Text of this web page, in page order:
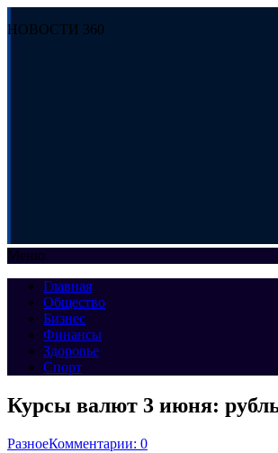
НОВОСТИ 360
Меню
Главная
Общество
Бизнес
Финансы
Здоровье
Спорт
Курсы валют 3 июня:
РазноеКомментарии: 0